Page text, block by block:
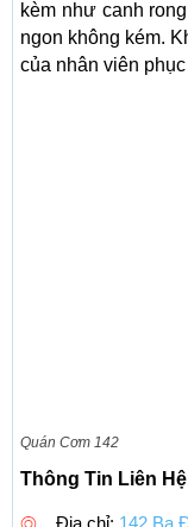
kèm như canh
ngon không kém.
của nhân viên
Quán Cơm 142
Thông Tin Liên